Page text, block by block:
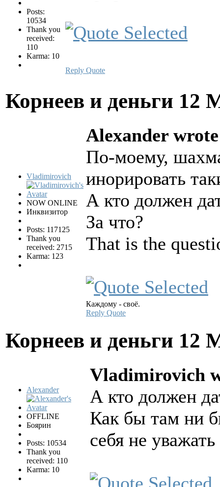
Posts:
10534
Thank you
received:
110
Karma: 10
Reply Quote
Корнеев и деньги 12
Vladimirovich
NOW ONLINE
Инквизитор
Posts: 117125
Thank you
received: 2715
Karma: 123
Alexander
По-моему,
инорировать
А кто должен
За что?
That is the
Каждому - своё.
Reply Quote
Корнеев и деньги 12
Alexander
OFFLINE
Боярин
Posts: 10534
Thank you
received: 110
Karma: 10
Vladimirovich
А кто должен
Как бы там ни
себя не уважать